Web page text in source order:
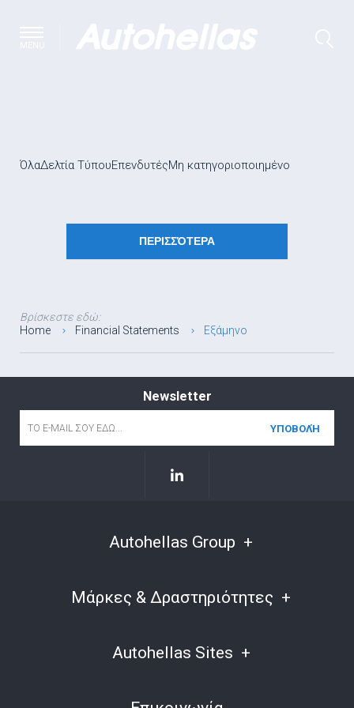
ΌλαΔελτία ΤύπουΕπενδυτέςΜη κατηγοριοποιημένο
ΠΕΡΙΣΣΌΤΕΡΑ
Βρίσκεστε εδώ:
Home
Financial Statements Εξάμηνο
Newsletter
Autohellas Group
Μάρκες & Δραστηριότητες
Autohellas Sites